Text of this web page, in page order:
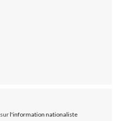
surl'information nationaliste